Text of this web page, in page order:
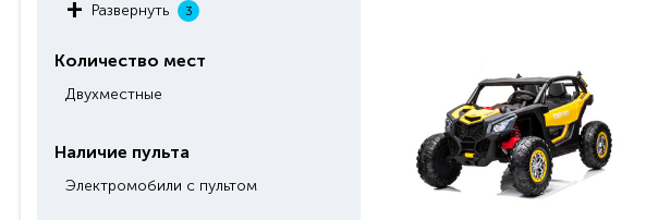
Развернуть 3
Количество мест
Двухместные
Наличие пульта
Электромобили с пультом